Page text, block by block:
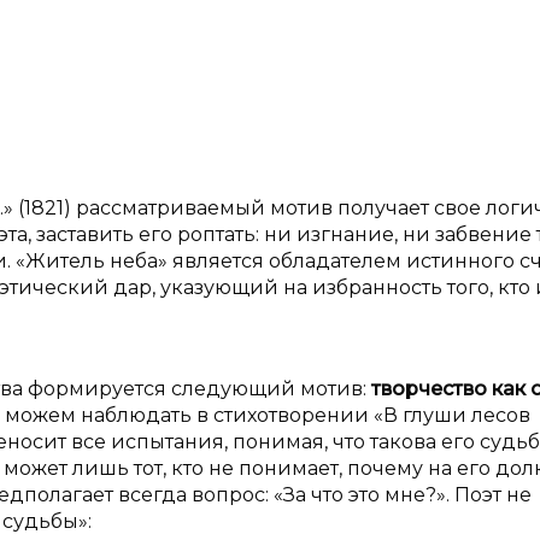
рассматриваемый мотив получает свое
заставить его роптать: ни изгнание, ни забвение
неба» является обладателем истинного
дар, указующий на избранность того, кто
формируется следующий мотив:творчество как
наблюдать в стихотворении «В глуши лесов
все испытания, понимая, что такова его
лишь тот, кто не понимает, почему на его
всегда вопрос: «За что это мне?». Поэт не
судьбы»: